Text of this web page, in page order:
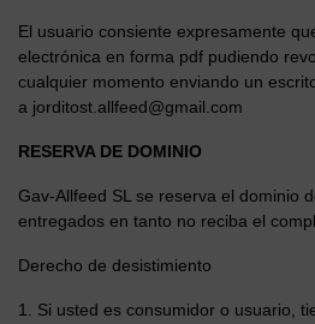
El usuario consiente expresamente
electrónica en forma pdf pudiendo
cualquier momento enviando un
a jorditost.allfeed@gmail.com
RESERVA DE DOMINIO
Gav-Allfeed SL se reserva el dominio
entregados en tanto no reciba el
Derecho de desistimiento
1. Si usted es consumidor o usuario,